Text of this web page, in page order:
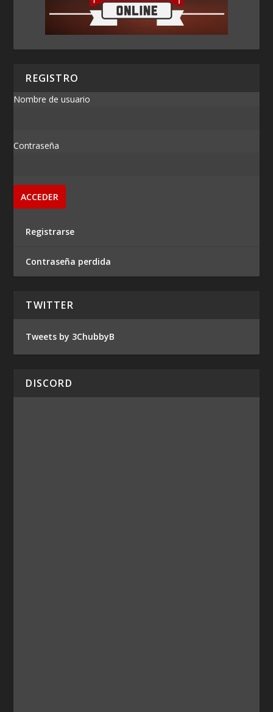
REGISTRO
Nombre de usuario
Contraseña
Registrarse
Contraseña perdida
TWITTER
Tweets by 3ChubbyB
DISCORD